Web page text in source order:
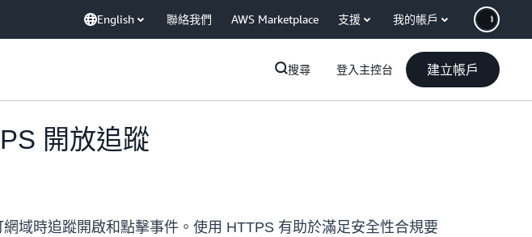
English 聯絡我們 AWS Marketplace 支援 我的帳戶
搜尋 登入主控台 建立帳戶
開放追蹤
域時追蹤開啟和點擊事件。使用 HTTPS 有助於滿足安全性合規要